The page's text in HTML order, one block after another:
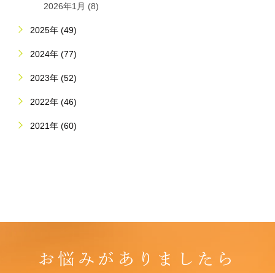
2026年1月 (8)
2025年 (49)
2024年 (77)
2023年 (52)
2022年 (46)
2021年 (60)
お悩みがありましたら